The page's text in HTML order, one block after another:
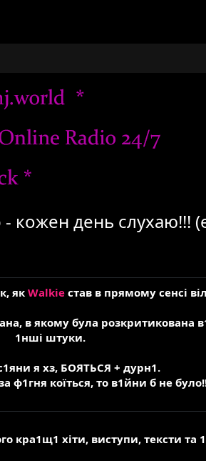
день слухаю!!!
якWalkie став в прямому сенсі
в якому була розкритикована
1нші штуки.
я хз, БОЯТЬСЯ + дурн1.
ф1гня коїться, то в1йни б не
кра1щ1 хіти, виступи, тексти та